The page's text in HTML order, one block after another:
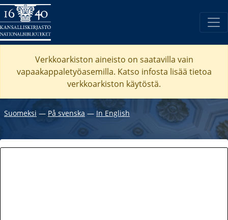
Verkkoarkiston aineisto on saatavilla vain
vapaakappaletyöasemilla. Katso infosta lisää tietoa
verkkoarkiston käytöstä.
Suomeksi ― På svenska ― In English